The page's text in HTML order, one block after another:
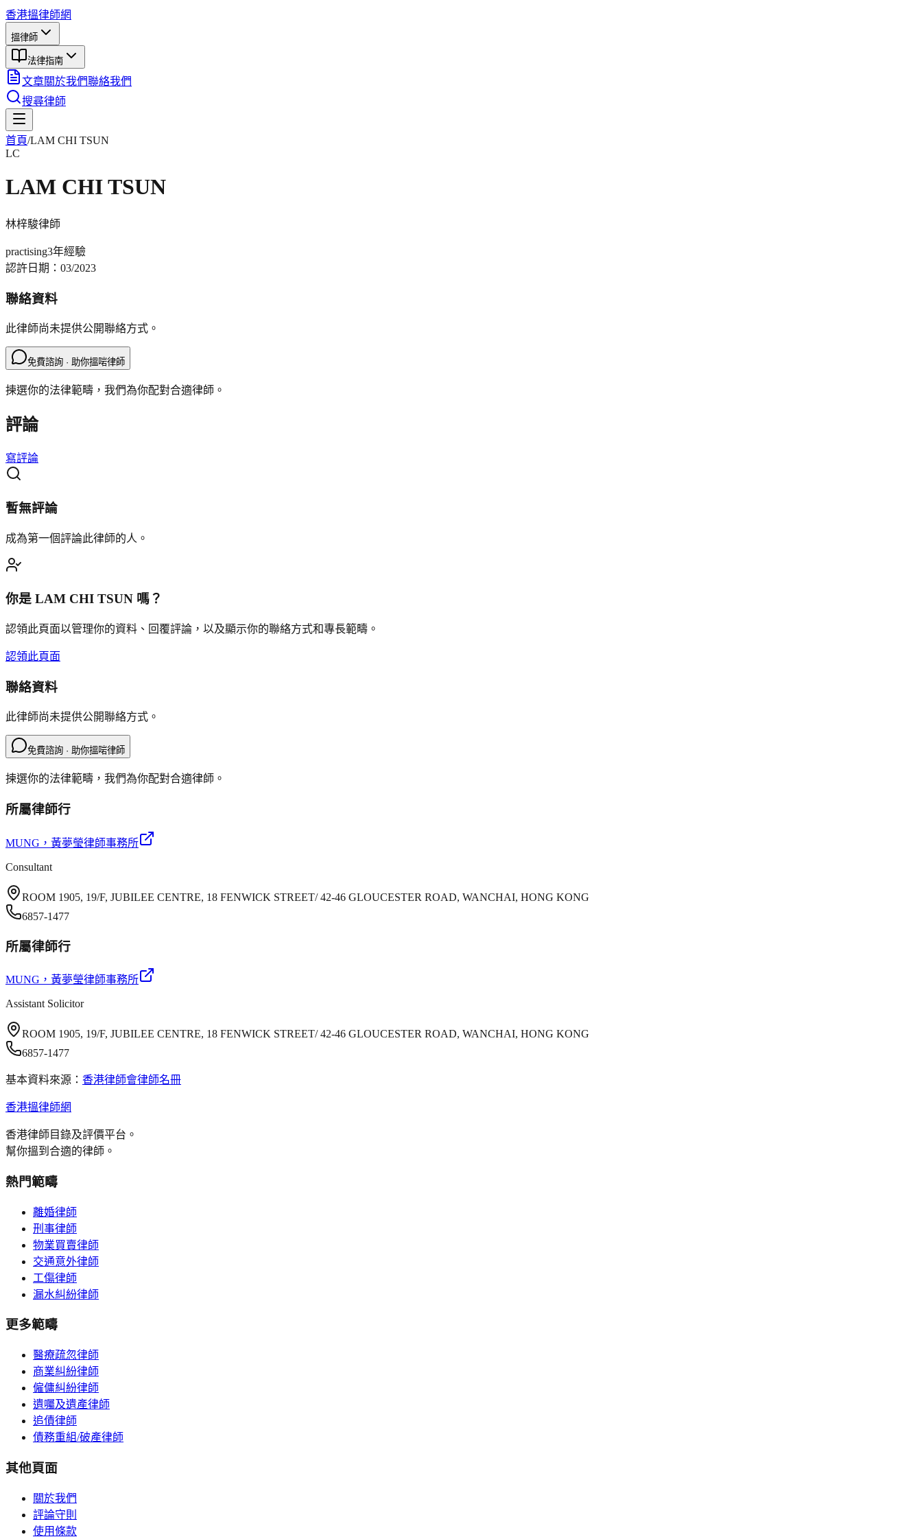
香港搵律師網
搵律師
法律指南
文章關於我們聯絡我們
搜尋律師
首頁/LAM CHI TSUN
LC
LAM CHI TSUN
林梓駿律師
practising3年經驗
認許日期： 03/2023
聯絡資料
此律師尚未提供公開聯絡方式。
免費諮詢 · 助你搵啱律師
揀選你的法律範疇，我們為你配對合適律師。
評論
寫評論
暫無評論
成為第一個評論此律師的人。
你是 LAM CHI TSUN 嗎？
認領此頁面以管理你的資料、回覆評論，以及顯示你的聯絡方式和專長範疇。
認領此頁面
聯絡資料
此律師尚未提供公開聯絡方式。
免費諮詢 · 助你搵啱律師
揀選你的法律範疇，我們為你配對合適律師。
所屬律師行
MUNG ，黃夢瑩律師事務所
Consultant
ROOM 1905, 19/F, JUBILEE CENTRE, 18 FENWICK STREET/ 42-46 GLOUCESTER ROAD, WANCHAI, HONG KONG
6857-1477
所屬律師行
MUNG ，黃夢瑩律師事務所
Assistant Solicitor
ROOM 1905, 19/F, JUBILEE CENTRE, 18 FENWICK STREET/ 42-46 GLOUCESTER ROAD, WANCHAI, HONG KONG
6857-1477
基本資料來源： 香港律師會律師名冊
香港搵律師網
香港律師目錄及評價平台。
幫你搵到合適的律師。
熱門範疇
離婚律師
刑事律師
物業買賣律師
交通意外律師
工傷律師
漏水糾紛律師
更多範疇
醫療疏忽律師
商業糾紛律師
僱傭糾紛律師
遺囑及遺產律師
追債律師
債務重組/破產律師
其他頁面
關於我們
評論守則
使用條款